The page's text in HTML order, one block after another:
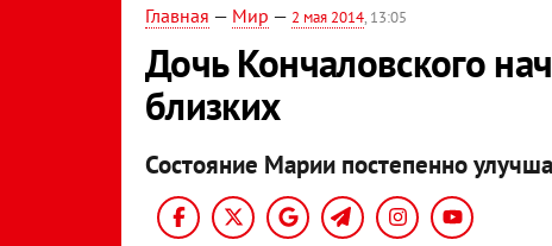
Главная — Мир — 2 мая 2014, 13:05
Дочь Кончаловского
близких
Состояние Марии постепенно